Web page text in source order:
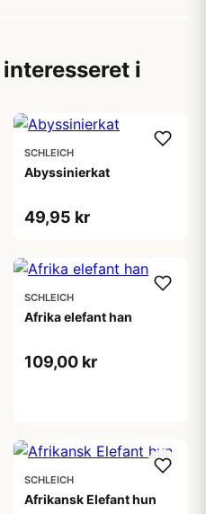
i
SCHLEICH
Abyssinierkat
49,95 kr
SCHLEICH
Afrika elefant han
109,00 kr
SCHLEICH
Afrikansk Elefant hun